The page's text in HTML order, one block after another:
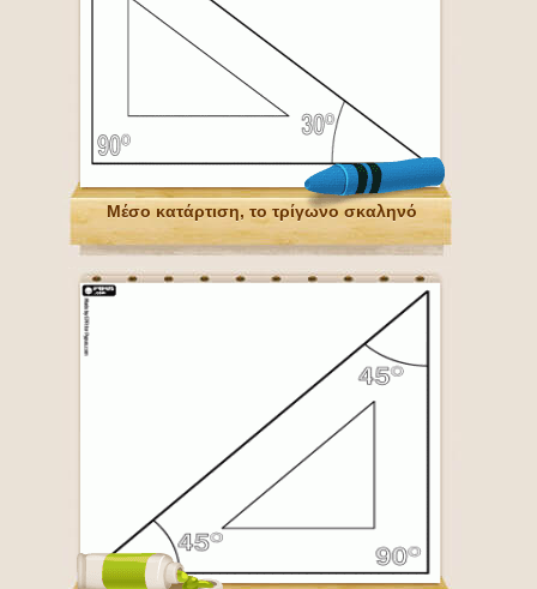
Μέσο κατάρτιση, το τρίγωνο σκαληνό